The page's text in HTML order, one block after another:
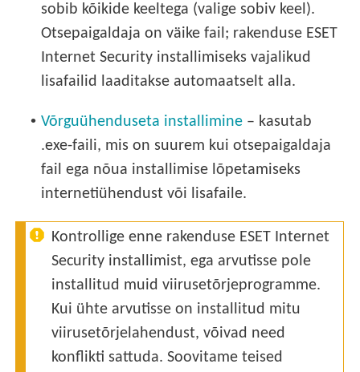
sobib kõikide keeltega (valige sobiv keel).
Otsepaigaldaja on väike fail; rakenduse ESET
Internet Security installimiseks vajalikud
lisafailid laaditakse automaatselt alla.
• Võrguühenduseta installimine – kasutab
.exe-faili, mis on suurem kui otsepaigaldaja
fail ega nõua installimise lõpetamiseks
internetiühendust või lisafaile.
Kontrollige enne rakenduse ESET Internet
Security installimist, ega arvutisse pole
installitud muid viirusetõrjeprogramme.
Kui ühte arvutisse on installitud mitu
viirusetõrjelahendust, võivad need
konflikti sattuda. Soovitame teised